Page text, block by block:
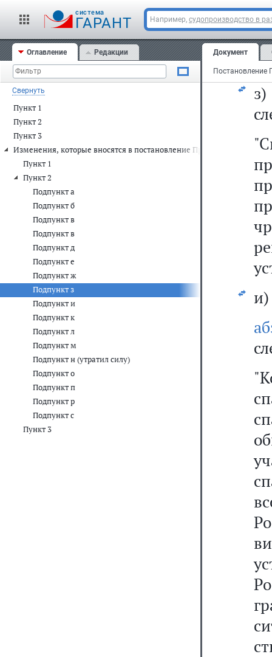
cистема
ГАРАНТ Например, судопроизводство в
Оглавление Редакции
Свернуть
Пункт 1
Пункт 2
Пункт 3
Изменения, которые вносятся в постановление Правительства
Пункт 1
Пункт 2
Подпункт а
Подпункт б
Подпункт в
Подпункт в
Подпункт д
Подпункт е
Подпункт ж
Подпункт з
Подпункт и
Подпункт к
Подпункт л
Подпункт м
Подпункт н (утратил силу)
Подпункт о
Подпункт п
Подпункт р
Подпункт с
Пункт 3
Документ